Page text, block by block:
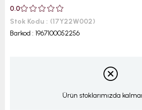
0.0
Stok Kodu
(17Y22W002)
Barkod : 1967100052256
Ürün stoklarımızda